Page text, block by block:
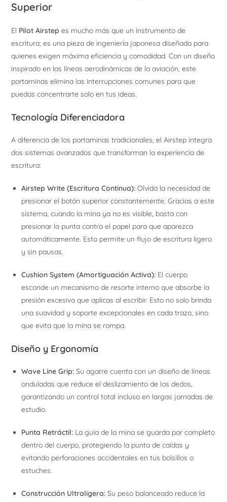
Superior
El Pilot Airstep es mucho más que un instrumento de
escritura; es una pieza de ingeniería japonesa diseñada para
quienes exigen máxima eficiencia y comodidad. Con un diseño
inspirado en las líneas aerodinámicas de la aviación, este
portaminas elimina las interrupciones comunes para que
puedas concentrarte solo en tus ideas.
Tecnología Diferenciadora
A diferencia de los portaminas tradicionales, el Airstep integra
dos sistemas avanzados que transforman la experiencia de
escritura:
Airstep Write (Escritura Continua): Olvida la necesidad de
presionar el botón superior constantemente. Gracias a este
sistema, cuando la mina ya no es visible, basta con
presionar la punta contra el papel para que aparezca
automáticamente. Esto permite un flujo de escritura ligero
y sin pausas.
Cushion System (Amortiguación Activa): El cuerpo
esconde un mecanismo de resorte interno que absorbe la
presión excesiva que aplicas al escribir. Esto no solo brinda
una suavidad y soporte excepcionales en cada trazo, sino
que evita que la mina se rompa.
Diseño y Ergonomía
Wave Line Grip: Su agarre cuenta con un diseño de líneas
onduladas que reduce el deslizamiento de los dedos,
garantizando un control total incluso en largas jornadas de
estudio.
Punta Retráctil: La guía de la mina se guarda por completo
dentro del cuerpo, protegiendo la punta de caídas y
evitando perforaciones accidentales en tus bolsillos o
estuches.
Construcción Ultraligera: Su peso balanceado reduce la